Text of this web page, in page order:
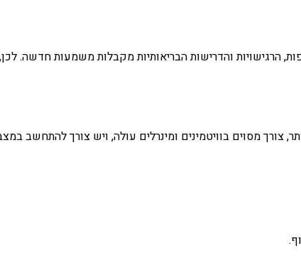
הרגישויות והדרישות הבריאותיות מקבלות משמעות חדשה.
צורך מסוים בוויטמינים ומינרלים עולה, ויש צורך להתחשב